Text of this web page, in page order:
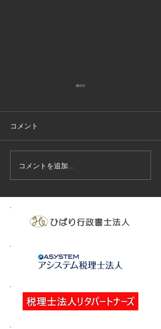
技能実習生１２名入国-フ
ィリピン、ベトナム
コメント
コメントを追加…